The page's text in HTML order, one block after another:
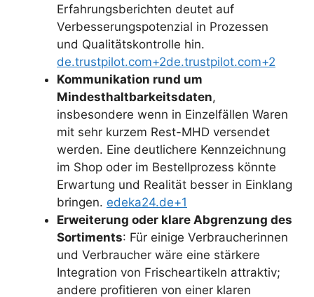
Erfahrungsberichten deutet auf
Verbesserungspotenzial in Prozessen
und Qualitätskontrolle hin.
de.trustpilot.com+2de.trustpilot.com+2
Kommunikation rund um
Mindesthaltbarkeitsdaten,
insbesondere wenn in Einzelfällen Waren
mit sehr kurzem Rest-MHD versendet
werden. Eine deutlichere Kennzeichnung
im Shop oder im Bestellprozess könnte
Erwartung und Realität besser in Einklang
bringen. edeka24.de+1
Erweiterung oder klare Abgrenzung des
Sortiments: Für einige Verbraucherinnen
und Verbraucher wäre eine stärkere
Integration von Frischeartikeln attraktiv;
andere profitieren von einer klaren